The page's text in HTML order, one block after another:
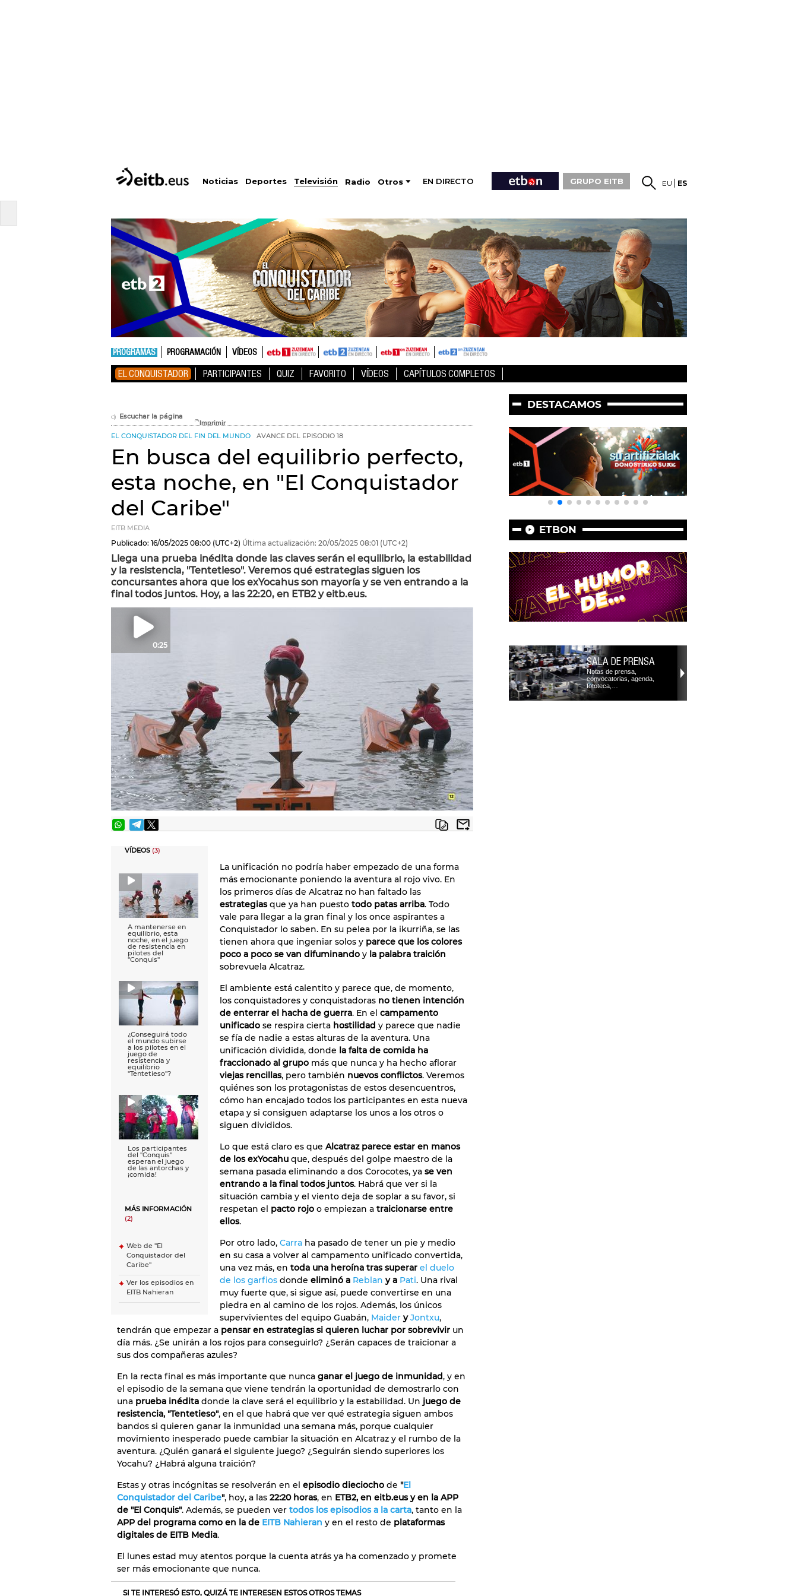
Noticias Deportes Televisión Radio Otros EN DIRECTO GRUPO EITB EU ES
PROGRAMAS PROGRAMACIÓN VÍDEOS
EL CONQUISTADOR PARTICIPANTES QUIZ FAVORITO VÍDEOS CAPÍTULOS COMPLETOS
Escuchar la página
EL CONQUISTADOR DEL FIN DEL MUNDO AVANCE DEL EPISODIO 18
En busca del equilibrio perfecto,
esta noche, en "El Conquistador
del Caribe"
EITB MEDIA
Publicado: 16/05/2025 08:00 (UTC+2) Última actualización: 20/05/2025 08:01 (UTC+2)
Llega una prueba inédita donde las claves serán el equilibrio, la estabilidad
y la resistencia, "Tentetieso". Veremos qué estrategias siguen los
concursantes ahora que los exYocahus son mayoría y se ven entrando a la
final todos juntos. Hoy, a las 22:20, en ETB2 y eitb.eus.
0:25
VÍDEOS (3)
A mantenerse en
equilibrio, esta
noche, en el juego
de resistencia en
pilotes del
''Conquis''
¿Conseguirá todo
el mundo subirse
a los pilotes en el
juego de
resistencia y
equilibrio
''Tentetieso''?
Los participantes
del ''Conquis''
esperan el juego
de las antorchas y
¡comida!
MÁS INFORMACIÓN
(2)
Web de "El
Conquistador del
Caribe"
Ver los episodios en
EITB Nahieran
La unificación no podría haber empezado de una forma
más emocionante poniendo la aventura al rojo vivo. En
los primeros días de Alcatraz no han faltado las
estrategiasque ya han puesto todo patas arriba. Todo
vale para llegar a la gran final y los once aspirantes a
Conquistador lo saben. En su pelea por la ikurriña, se las
tienen ahora que ingeniar solos y parece que los colores
poco a poco se van difuminando y la palabra traición
sobrevuela Alcatraz.
El ambiente está calentito y parece que, de momento,
los conquistadores y conquistadoras no tienen intención
de enterrar el hacha de guerra. En el campamento
unificado se respira cierta hostilidad y parece que nadie
se fía de nadie a estas alturas de la aventura. Una
unificación dividida, donde la falta de comida ha
fraccionado al grupo más que nunca y ha hecho aflorar
viejas rencillas, pero también nuevos conflictos. Veremos
quiénes son los protagonistas de estos desencuentros,
cómo han encajado todos los participantes en esta nueva
etapa y si consiguen adaptarse los unos a los otros o
siguen divididos.
Lo que está claro es que Alcatraz parece estar en manos
de los exYocahu que, después del golpe maestro de la
semana pasada eliminando a dos Corocotes, ya se ven
entrando a la final todos juntos. Habrá que ver si la
situación cambia y el viento deja de soplar a su favor, si
respetan el pacto rojo o empiezan a traicionarse entre
ellos.
Por otro lado, Carra ha pasado de tener un pie y medio
en su casa a volver al campamento unificado convertida,
una vez más, en toda una heroína tras superar el duelo
de los garfios donde eliminó a Reblan y a Pati. Una rival
muy fuerte que, si sigue así, puede convertirse en una
piedra en al camino de los rojos. Además, los únicos
supervivientes del equipo Guabán, Maider yJontxu,
tendrán que empezar a pensar en estrategias si quieren luchar por sobrevivir un
día más. ¿Se unirán a los rojos para conseguirlo? ¿Serán capaces de traicionar a
sus dos compañeras azules?
En la recta final es más importante que nunca ganar el juego de inmunidad, y en
el episodio de la semana que viene tendrán la oportunidad de demostrarlo con
una prueba inédita donde la clave será el equilibrio y la estabilidad. Un juego de
resistencia, "Tentetieso", en el que habrá que ver qué estrategia siguen ambos
bandos si quieren ganar la inmunidad una semana más, porque cualquier
movimiento inesperado puede cambiar la situación en Alcatraz y el rumbo de la
aventura. ¿Quién ganará el siguiente juego? ¿Seguirán siendo superiores los
Yocahu? ¿Habrá alguna traición?
Estas y otras incógnitas se resolverán en el episodio dieciocho de "El
Conquistador del Caribe", hoy, a las 22:20 horas, en ETB2, en eitb.eusyen la APP
de "El Conquis". Además, se pueden ver todos los episodios a la carta, tanto en la
APP del programa como en la de EITB Nahieran y en el resto de plataformas
digitales de EITB Media.
El lunes estad muy atentos porque la cuenta atrás ya ha comenzado y promete
ser más emocionante que nunca.
SI TE INTERESÓ ESTO, QUIZÁ TE INTERESEN ESTOS OTROS TEMAS
DESTACAMOS
ETBON
SALA DE PRENSA
Notas de prensa,
convocatorias, agenda,
fototeca,…